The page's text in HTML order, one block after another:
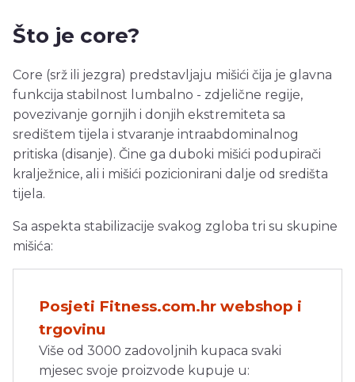
Što je core?
Core (srž ili jezgra) predstavljaju mišići čija je glavna
funkcija stabilnost lumbalno - zdjelične regije,
povezivanje gornjih i donjih ekstremiteta sa
središtem tijela i stvaranje intraabdominalnog
pritiska (disanje). Čine ga duboki mišići podupirači
kralježnice, ali i mišići pozicionirani dalje od središta
tijela.
Sa aspekta stabilizacije svakog zgloba tri su skupine
mišića:
Posjeti Fitness.com.hr webshop i
trgovinu
Više od 3000 zadovoljnih kupaca svaki
mjesec svoje proizvode kupuje u: